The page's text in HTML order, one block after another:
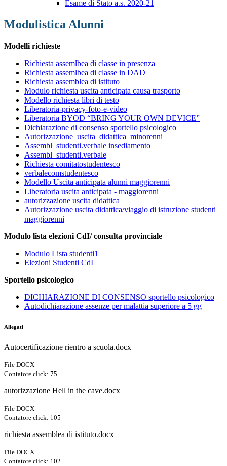
Esame di Stato a.s. 2020-21
Modulistica Alunni
Modelli richieste
Richiesta assemlbea di classe in presenza
Richiesta assemlbea di classe in DAD
Richiesta assemblea di istituto
Modulo richiesta uscita anticipata causa trasporto
Modello richiesta libri di testo
Liberatoria-privacy-foto-e-video
Liberatoria BYOD “BRING YOUR OWN DEVICE”
Dichiarazione di consenso sportello psicologico
Autorizzazione_uscita_didattica_minorenni
Assembl_studenti.verbale insediamento
Assembl_studenti.verbale
Richiesta comitatostudentesco
verbalecomstudentesco
Modello Uscita anticipata alunni maggiorenni
Liberatoria uscita anticipata - maggiorenni
autorizzazione uscita didattica
Autorizzazione uscita didattica/viaggio di istruzione studenti
maggiorenni
Modulo lista elezioni CdI/ consulta provinciale
Modulo Lista studenti1
Elezioni Studenti CdI
Sportello psicologico
DICHIARAZIONE DI CONSENSO sportello psicologico
Autodichiarazione assenze per malattia superiore a 5 gg
Allegati
Autocertificazione rientro a scuola.docx
File DOCX
Contatore click: 75
autorizzazione Hell in the cave.docx
File DOCX
Contatore click: 105
richiesta assemblea di istituto.docx
File DOCX
Contatore click: 102